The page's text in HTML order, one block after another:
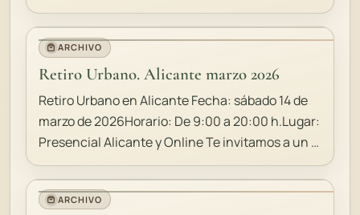
ARCHIVO
Retiro Urbano. Alicante marzo 2026
Retiro Urbano en Alicante Fecha: sábado 14 de
marzo de 2026Horario: De 9:00 a 20:00 h.Lugar:
Presencial Alicante y Online Te invitamos a un …
ARCHIVO